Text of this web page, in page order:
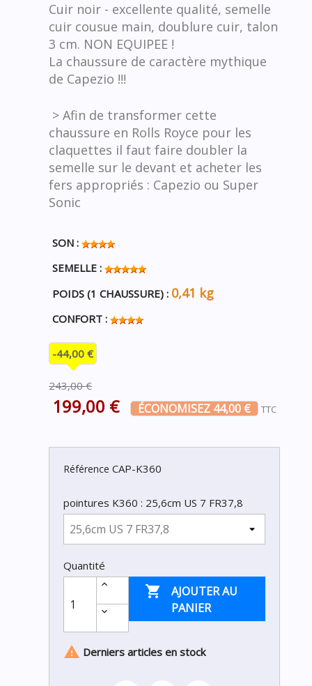
Cuir noir - excellente qualité, semelle
cuir cousue main, doublure cuir, talon
3 cm. NON EQUIPEE !
La chaussure de caractère mythique
de Capezio !!!
> Afin de transformer cette
chaussure en Rolls Royce pour les
claquettes il faut faire doubler la
semelle sur le devant et acheter les
fers appropriés : Capezio ou Super
Sonic
SON :
SEMELLE :
POIDS (1 CHAUSSURE) : 0,41 kg
CONFORT :
-44,00 €
243,00 €
199,00 € ÉCONOMISEZ 44,00 € TTC
Référence CAP-K360
pointures K360 : 25,6cm US 7 FR37,8
Quantité

AJOUTER AU
PANIER
 Derniers articles en stock